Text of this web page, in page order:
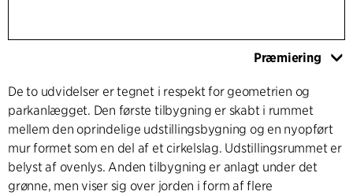
Præmiering
De to udvidelser er tegnet i respekt for geometrien og
parkanlægget. Den første tilbygning er skabt i rummet
mellem den oprindelige udstillingsbygning og en nyopført
mur formet som en del af et cirkelslag. Udstillingsrummet er
belyst af ovenlys. Anden tilbygning er anlagt under det
grønne, men viser sig over jorden i form af flere